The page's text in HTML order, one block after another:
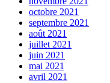
octobre 2021
septembre 2021
août 2021
juillet 2021
juin 2021
mai 2021
avril 2021